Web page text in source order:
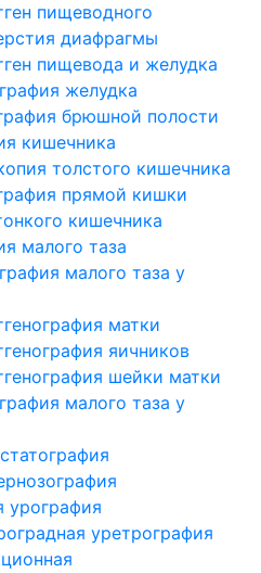
пищеводного
диафрагмы
пищевода и желудка
желудка
брюшной полости
кишечника
толстого кишечника
прямой кишки
кишечника
малого таза
малого таза у
матки
яичников
шейки матки
малого таза у
урография
уретрография